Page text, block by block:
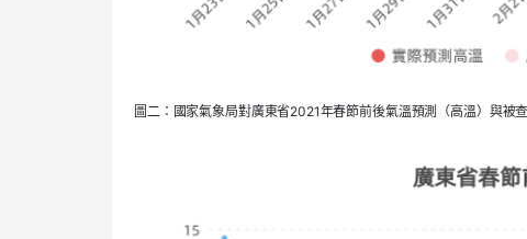
圖二：國家氣象局對廣東省2021年春節前後氣溫預測（高溫）與被